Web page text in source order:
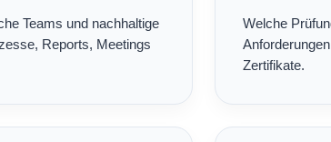
Teams und nachhaltige
Reports, Meetings
Welche
Zertifikate.